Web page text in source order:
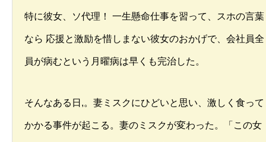
特に彼女、ソ代理！ 一生懸命仕事を習って、スホの言葉
なら 応援と激励を惜しまない彼女のおかげで、会社員全
員が病むという月曜病は早くも完治した。
そんなある日,。妻ミスクにひどいと思い、激しく食って
かかる事件が起こる。妻のミスクが変わった。「この女